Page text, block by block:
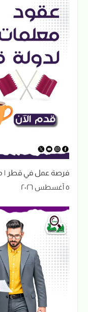
فرصة عمل في قطر |
٥ أغسطس ٢٠٢٦